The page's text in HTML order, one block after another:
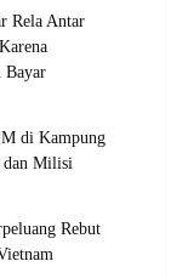
Rela Antar
Bayar
di Kampung
Milisi
Rebut